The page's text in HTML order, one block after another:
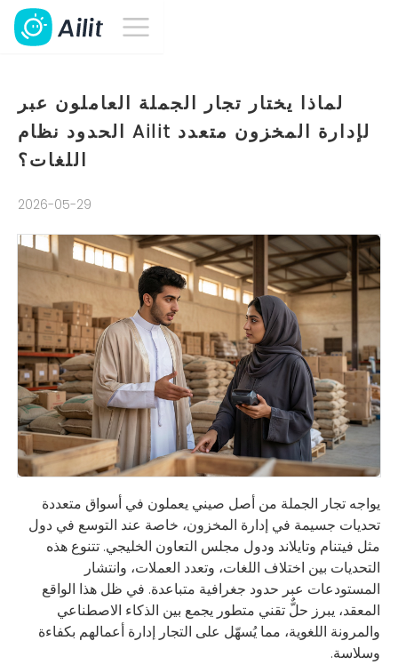
لماذا يختار تجار الجملة العاملون عبر
الحدود نظام Ailit لإدارة المخزون متعدد
اللغات؟
2026-05-29
يواجه تجار الجملة من أصل صيني يعملون في أسواق متعددة
تحديات جسيمة في إدارة المخزون، خاصة عند التوسع في دول
مثل فيتنام وتايلاند ودول مجلس التعاون الخليجي. تتنوع هذه
التحديات بين اختلاف اللغات، وتعدد العملات، وانتشار
المستودعات عبر حدود جغرافية متباعدة. في ظل هذا الواقع
المعقد، يبرز حلٌّ تقني متطور يجمع بين الذكاء الاصطناعي
والمرونة اللغوية، مما يُسهّل على التجار إدارة أعمالهم بكفاءة
وسلاسة.